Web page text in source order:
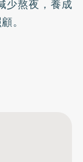
少熬夜，養成
。